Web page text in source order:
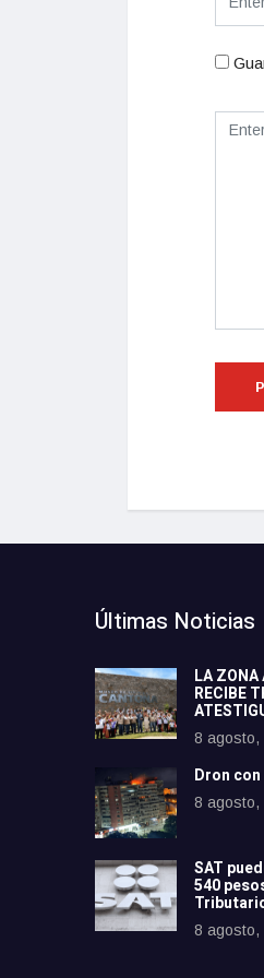
Últimas Noticias
LA ZONA
RECIBE
8 agosto,
Dron
8 agosto,
SAT
540
8 agosto,